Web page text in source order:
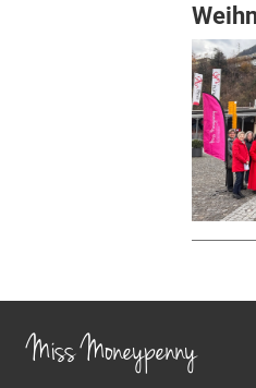
Miss Moneypenny